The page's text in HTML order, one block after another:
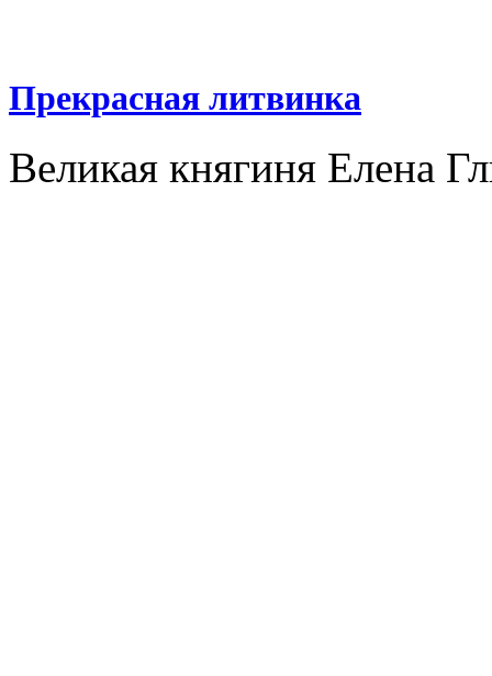
Прекрасная литвинка
Великая княгиня Елена